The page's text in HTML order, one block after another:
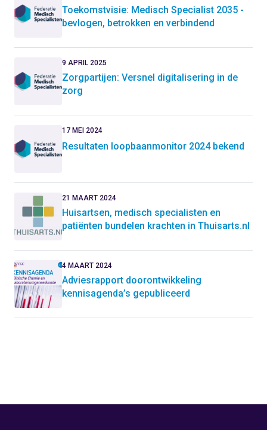
Toekomstvisie: Medisch Specialist 2035 -
bevlogen, betrokken en verbindend
9 APRIL 2025
Zorgpartijen: Versnel digitalisering in de
zorg
17 MEI 2024
Resultaten loopbaanmonitor 2024 bekend
21 MAART 2024
Huisartsen, medisch specialisten en
patiënten bundelen krachten in Thuisarts.nl
4 MAART 2024
Adviesrapport doorontwikkeling
kennisagenda’s gepubliceerd